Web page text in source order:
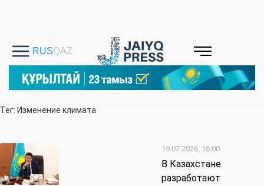
Тег: Изменение климата
19.07.2026, 16:00
В Казахстане
разработают